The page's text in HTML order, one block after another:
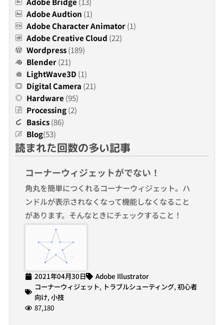
Adobe Audtion (1)
Adobe Character Animator(1)
Adobe Creative Cloud (22)
Wordpress(189)
Blender(21)
LightWave3D (1)
Digital Camera (21)
Hardware (95)
Processing(2)
Basics(86)
Blog(53)
読まれた回数の多い記事
コーナーウィジェットがでない！
角丸を簡単につくれるコーナーウィジェット。ハ
ンドルが表示されなくなって機能しなくなること
があります。そんなときにチェックすること！
2021年04月30日
Adobe Illustrator
コーナーウィジェット, トラブルシューティング, 初心者
向け, 小技
87,180